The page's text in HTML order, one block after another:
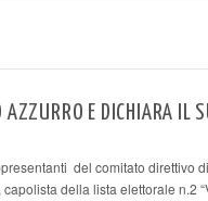
E DICHIARA IL
del comitato direttivo
della lista elettorale n.2